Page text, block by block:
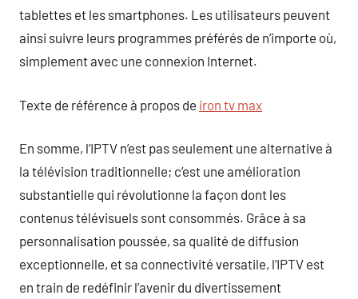
tablettes et les smartphones. Les utilisateurs peuvent
ainsi suivre leurs programmes préférés de n’importe où,
simplement avec une connexion Internet.
Texte de référence à propos de iron tv max
En somme, l’IPTV n’est pas seulement une alternative à
la télévision traditionnelle; c’est une amélioration
substantielle qui révolutionne la façon dont les
contenus télévisuels sont consommés. Grâce à sa
personnalisation poussée, sa qualité de diffusion
exceptionnelle, et sa connectivité versatile, l’IPTV est
en train de redéfinir l’avenir du divertissement